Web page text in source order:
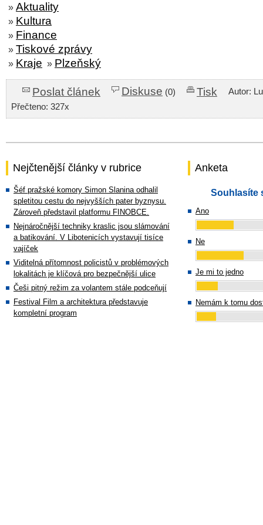
» Aktuality
» Kultura
» Finance
» Tiskové zprávy
» Kraje » Plzeňský
Poslat článek Diskuse (0) Tisk
Autor:
Přečteno: 327x
Nejčtenější články v rubrice
Šéf pražské komory Simon Slanina odhalil
spletitou cestu do nejvyšších pater byznysu.
Zároveň představil platformu FINOBCE.
Nejnáročnější techniky kraslic jsou slámování
a batikování. V Libotenicích vystavují tisíce
vajíček
Viditelná přítomnost policistů v problémových
lokalitách je klíčová pro bezpečnější ulice
Češi pitný režim za volantem stále podceňují
Festival Film a architektura představuje
kompletní program
Anketa
Souhlasíte
Ano
Ne
Je mi to jedno
Nemám k tomu